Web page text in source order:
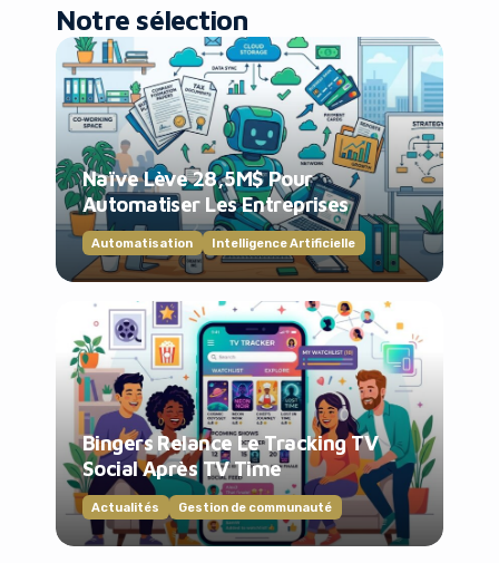
Notre sélection
Naïve Lève 28,5M$ Pour
Automatiser Les Entreprises
Automatisation Intelligence Artificielle
Bingers Relance Le Tracking TV
Social Après TV Time
Actualités Gestion de communauté